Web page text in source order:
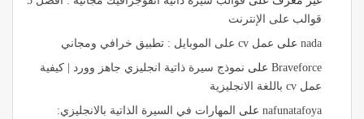
قوالب على الإنترنت
nada على عمل cv على الموبايل : تطبيق خرافي ومجاني
Braveforce على نموذج سيرة ذاتية انجليزي جاهز وورد | كيفية
عمل cv باللغة الانجليزية
nafunatafoya على
المهارات في السيرة الذاتية بالانجليزي: